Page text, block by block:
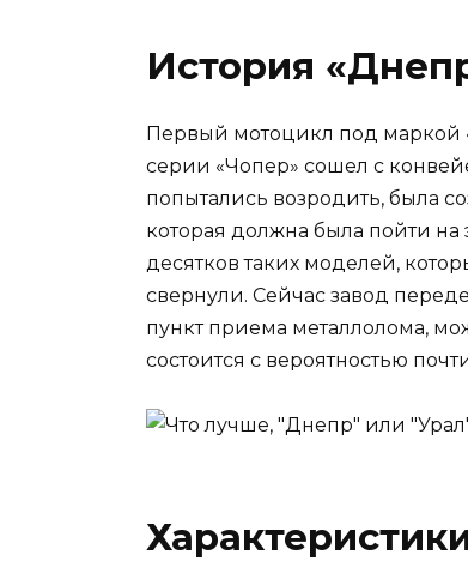
История
Первый мотоцикл под маркой
серии «Чопер» сошел с
попытались возродить, была
которая должна была пойти
десятков таких моделей,
свернули. Сейчас завод
пункт приема металлолома,
состоится с вероятностью